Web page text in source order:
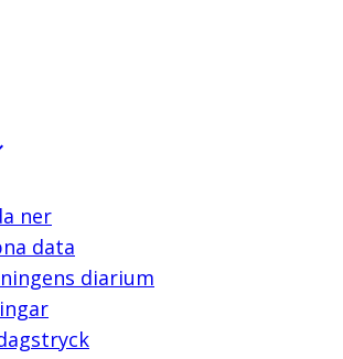
ner
data
diarium